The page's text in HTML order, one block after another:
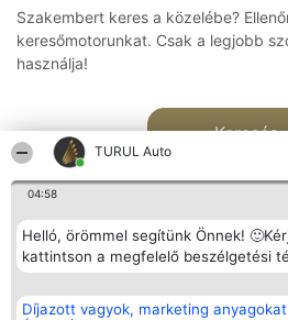
TURUL Auto
04:58
Helló, örömmel segítünk Önnek!
kattintson a megfelelő beszélgetési
Díjazott vagyok, marketing
Szakembert keres a közelébe?
keresőmotorunkat. Csak a legjobb
használja!
Keresés
Rangsorszervező
SC Beautiful Company S.R.L. Nyertesek